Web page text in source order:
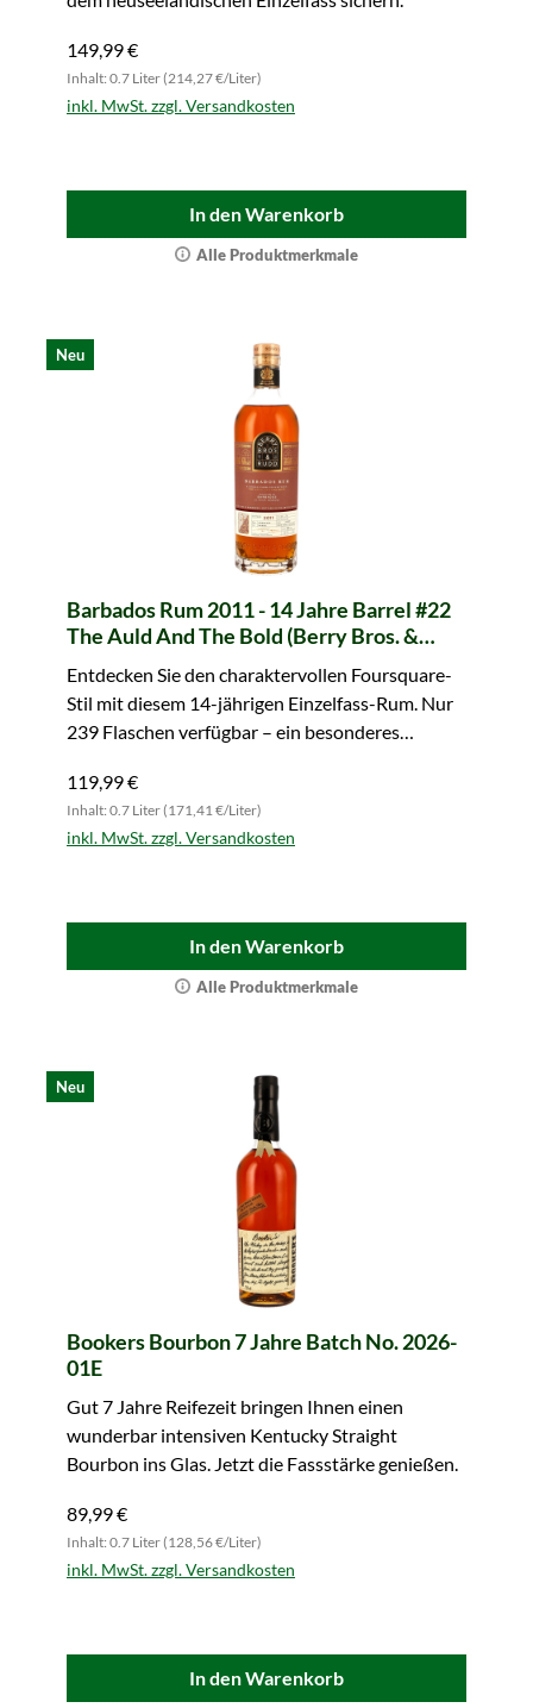
149,99 €
Inhalt: 0.7 Liter (214,27 €/Liter)
inkl. MwSt. zzgl. Versandkosten
In den Warenkorb
Alle Produktmerkmale
Neu
Barbados Rum 2011 - 14 Jahre Barrel #22
The Auld And The Bold (Berry Bros. &
Entdecken Sie den charaktervollen Foursquare-
Stil mit diesem 14-jährigen Einzelfass-Rum. Nur
239 Flaschen verfügbar – ein besonderes
119,99 €
Inhalt: 0.7 Liter (171,41 €/Liter)
inkl. MwSt. zzgl. Versandkosten
In den Warenkorb
Alle Produktmerkmale
Neu
Bookers Bourbon 7 Jahre Batch No. 2026-
01E
Gut 7 Jahre Reifezeit bringen Ihnen einen
wunderbar intensiven Kentucky Straight
Bourbon ins Glas. Jetzt die Fassstärke genießen.
89,99 €
Inhalt: 0.7 Liter (128,56 €/Liter)
inkl. MwSt. zzgl. Versandkosten
In den Warenkorb